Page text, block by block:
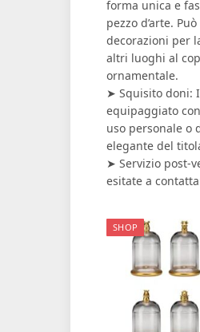
forma unica e
pezzo d’arte.
decorazioni per
altri luoghi al
ornamentale.
➤ Squisito doni:
equipaggiato
uso personale o
elegante del
➤ Servizio post-
esitate a
SHOP